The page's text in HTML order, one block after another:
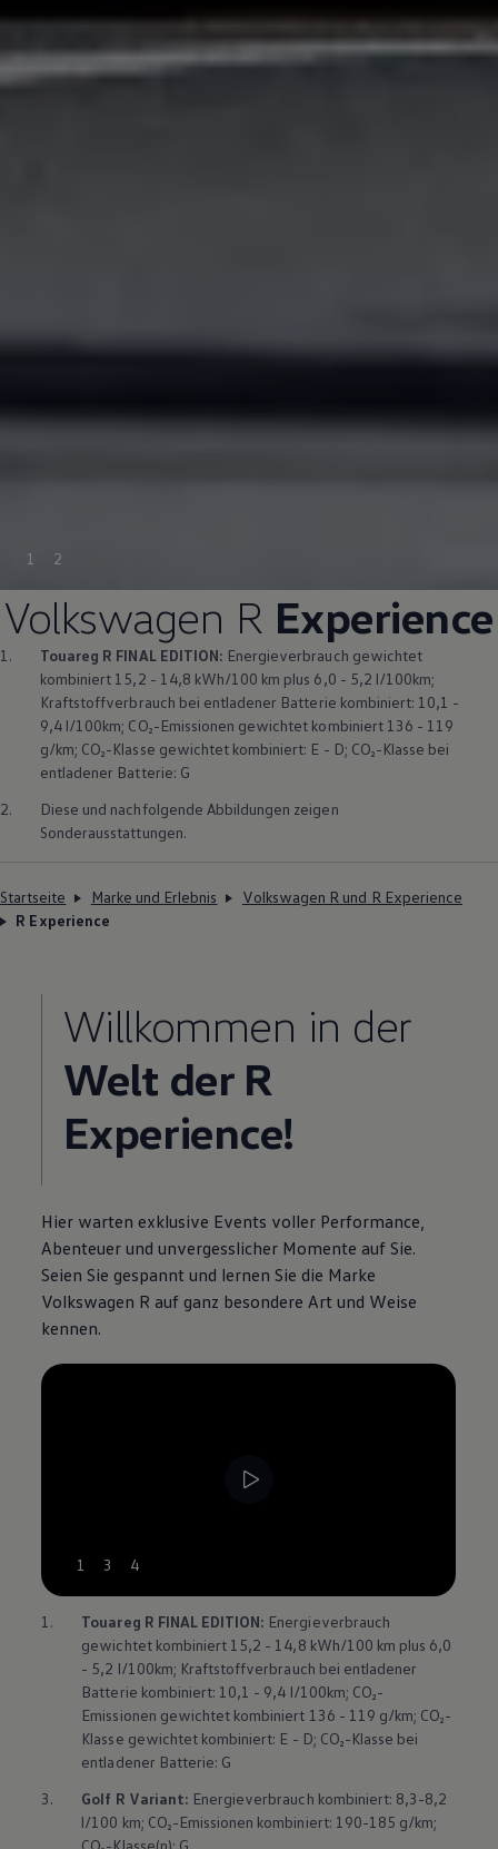
1 2
Volkswagen R Experience
1. Touareg R FINAL EDITION: Energieverbrauch gewichtet
kombiniert 15,2 - 14,8 kWh/100 km plus 6,0 - 5,2 l/100km;
Kraftstoffverbrauch bei entladener Batterie kombiniert: 10,1 -
9,4 l/100km; CO₂-Emissionen gewichtet kombiniert 136 - 119
g/km; CO₂-Klasse gewichtet kombiniert: E - D; CO₂-Klasse bei
entladener Batterie: G
2.
Diese und nachfolgende Abbildungen zeigen
Sonderausstattungen.
Startseite Marke und Erlebnis
Volkswagen R und R Experience
R Experience
Willkommen in der
Welt der R
Experience!
Hier warten exklusive Events voller Performance
Abenteuer und unvergesslicher Momente auf Sie.
Seien Sie gespannt und lernen Sie die Marke
Volkswagen R auf ganz besondere Art und Weise
kennen.
1 3 4
1. Touareg R FINAL EDITION: Energieverbrauch
gewichtet kombiniert 15,2 - 14,8 kWh/100 km plus 6,0
- 5,2 l/100km; Kraftstoffverbrauch bei entladener
Batterie kombiniert: 10,1 - 9,4 l/100km; CO₂-
Emissionen gewichtet kombiniert 136 - 119 g/km; CO₂-
Klasse gewichtet kombiniert: E - D; CO₂-Klasse bei
entladener Batterie: G
3.
Golf R Variant: Energieverbrauch kombiniert: 8,3-8,2
l/100 km; CO₂-Emissionen kombiniert: 190-185 g/km;